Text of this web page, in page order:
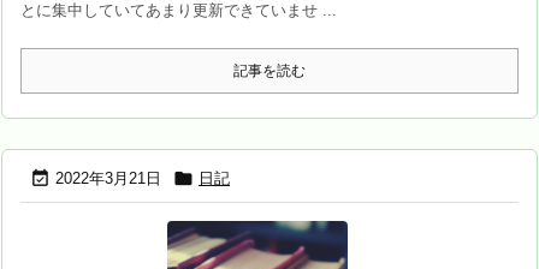
とに集中していてあまり更新できていませ ...
記事を読む
 2022年3月21日  日記